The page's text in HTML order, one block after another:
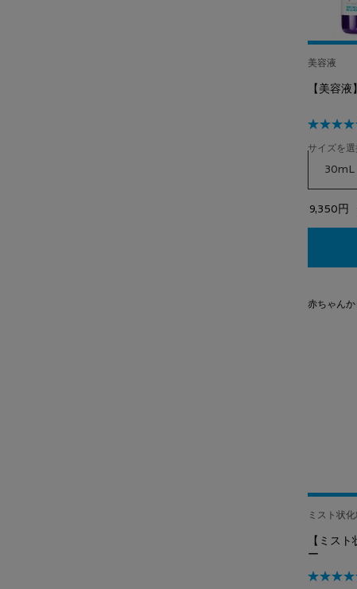
美容液
【美容
サイズを選
9,350円
赤ちゃんか
ミスト状
【ミス
ー